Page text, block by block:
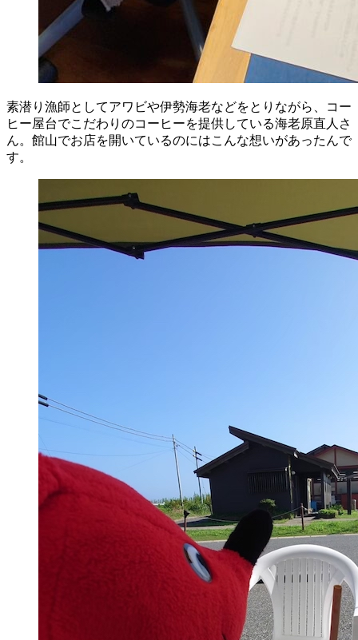
素潜り漁師としてアワビや伊勢海老などをとりながら、コー
ヒー屋台でこだわりのコーヒーを提供している海老原直人さ
ん。館山でお店を開いているのにはこんな想いがあったんで
す。